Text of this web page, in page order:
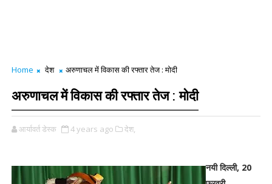
Home देश अरुणाचल में विकास की रफ्तार तेज : मोदी
अरुणाचल में विकास की रफ्तार तेज : मोदी
आर्यावर्त डेस्क 4 years ago देश,
नयी दिल्ली, 20